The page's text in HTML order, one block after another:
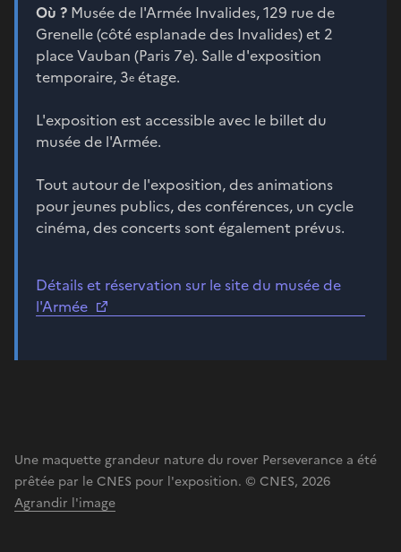
Où ? Musée de l'Armée Invalides, 129 rue de
Grenelle (côté esplanade des Invalides) et 2
place Vauban (Paris 7e). Salle d'exposition
temporaire, 3e étage.
L'exposition est accessible avec le billet du
musée de l'Armée.
Tout autour de l'exposition, des animations
pour jeunes publics, des conférences, un cycle
cinéma, des concerts sont également prévus.
Détails et réservation sur le site du musée de
l'Armée
Une maquette grandeur nature du rover Perseverance a été
prêtée par le CNES pour l'exposition. © CNES, 2026
Agrandir l'image